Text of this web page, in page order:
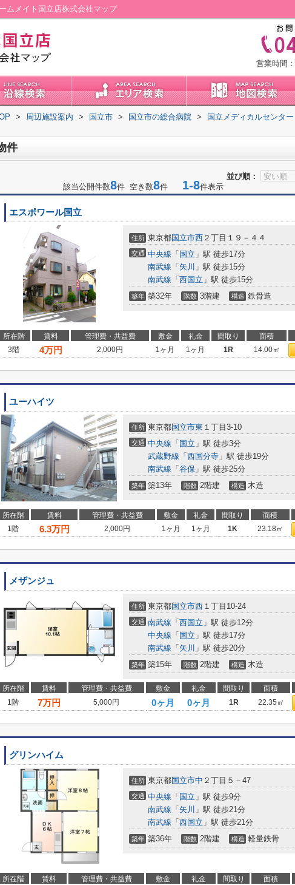
ムメイト国立店株式会社マップ
営業時間
> 周辺施設案内 > 国立市 > 国立市の総合病院 > 国立メディカルセンター
件
並び順：
該当公開件数8件 空き数8件 1-8件表示
エスポワール国立
住所 東京都国立市西 ２丁目１９－４４
交通 中央線 「 国立 」駅 徒歩17分
南武線 「 矢川 」駅 徒歩15分
南武線 「 西国立 」駅 徒歩15分
築年 築32年 階数 3階建 構造 鉄骨造
所在階 賃料 管理費・共益費 敷金 礼金 間取り 面積
3階
4万円 2,000円 1ヶ月 1ヶ月 1R 14.00㎡
ユーハイツ
住所 東京都国立市東 １丁目3-10
交通 中央線 「 国立 」駅 徒歩3分
武蔵野線 「 西国分寺 」駅 徒歩19分
南武線 「 谷保 」駅 徒歩25分
築年 築13年 階数 2階建 構造 木造
所在階 賃料 管理費・共益費 敷金 礼金 間取り 面積
1階
6.3万円 2,000円 1ヶ月 1ヶ月 1K 23.18㎡
メザンジュ
住所 東京都国立市西 １丁目10-24
交通 南武線 「 西国立 」駅 徒歩12分
中央線 「 国立 」駅 徒歩17分
南武線 「 矢川 」駅 徒歩20分
築年 築15年 階数 2階建 構造 木造
所在階 賃料 管理費・共益費 敷金 礼金 間取り 面積
1階
7万円 5,000円 0ヶ月 0ヶ月 1R 22.35㎡
グリンハイム
住所 東京都国立市中 ２丁目５－47
交通 中央線 「 国立 」駅 徒歩9分
南武線 「 矢川 」駅 徒歩21分
南武線 「 西国立 」駅 徒歩21分
築年 築36年 階数 2階建 構造 軽量鉄骨
所在階 賃料 管理費・共益費 敷金 礼金 間取り 面積